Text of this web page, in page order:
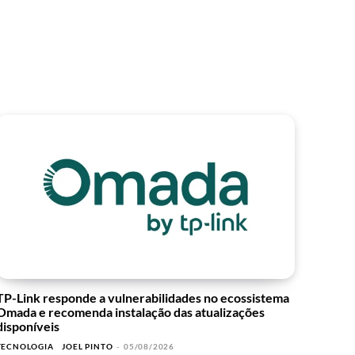
Link responde a vulnerabilidades no ecossistema
e recomenda instalação das atualizações
JOEL PINTO - 05/08/2026